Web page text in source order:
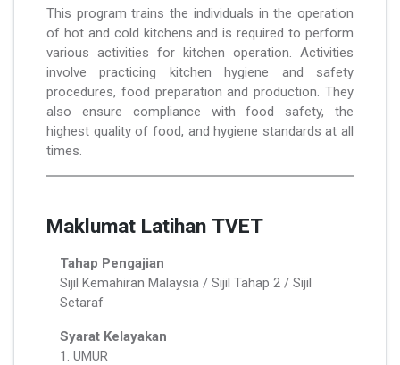
This program trains the individuals in the operation
of hot and cold kitchens and is required to perform
various activities for kitchen operation. Activities
involve practicing kitchen hygiene and safety
procedures, food preparation and production. They
also ensure compliance with food safety, the
highest quality of food, and hygiene standards at all
times.
Maklumat Latihan TVET
Tahap Pengajian
Sijil Kemahiran Malaysia / Sijil Tahap 2 / Sijil
Setaraf
Syarat Kelayakan
1. UMUR